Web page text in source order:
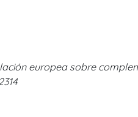
europea sobre